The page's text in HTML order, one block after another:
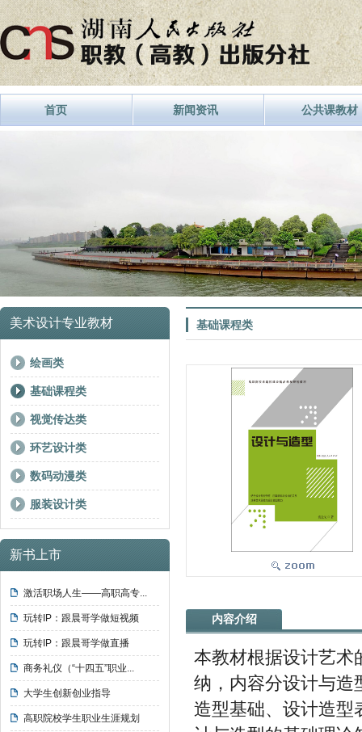
首页 新闻资讯 公共课教材
美术设计专业教材
绘画类
基础课程类
视觉传达类
环艺设计类
数码动漫类
服装设计类
新书上市
激活职场人生——高职高专...
玩转IP：跟晨哥学做短视频
玩转IP：跟晨哥学做直播
商务礼仪（“十四五”职业...
大学生创新创业指导
高职院校学生职业生涯规划
基础课程类
内容介绍
本教材根据设计艺术
纳，内容分设计与造
造型基础、设计造型